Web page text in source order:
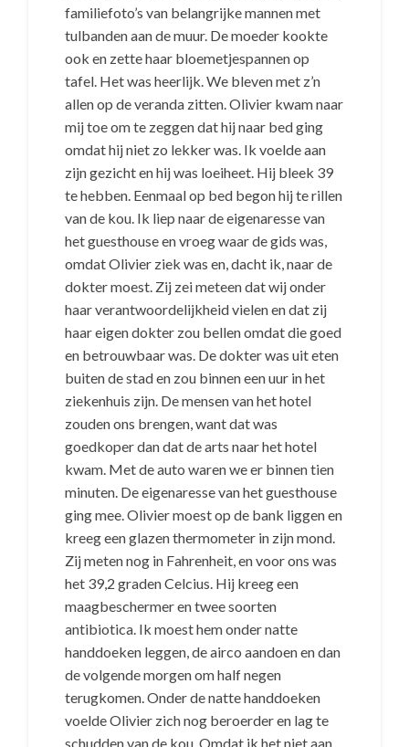
familiefoto’s van belangrijke mannen met
tulbanden aan de muur. De moeder kookte
ook en zette haar bloemetjespannen op
tafel. Het was heerlijk. We bleven met z’n
allen op de veranda zitten. Olivier kwam naar
mij toe om te zeggen dat hij naar bed ging
omdat hij niet zo lekker was. Ik voelde aan
zijn gezicht en hij was loeiheet. Hij bleek 39
te hebben. Eenmaal op bed begon hij te rillen
van de kou. Ik liep naar de eigenaresse van
het guesthouse en vroeg waar de gids was,
omdat Olivier ziek was en, dacht ik, naar de
dokter moest. Zij zei meteen dat wij onder
haar verantwoordelijkheid vielen en dat zij
haar eigen dokter zou bellen omdat die goed
en betrouwbaar was. De dokter was uit eten
buiten de stad en zou binnen een uur in het
ziekenhuis zijn. De mensen van het hotel
zouden ons brengen, want dat was
goedkoper dan dat de arts naar het hotel
kwam. Met de auto waren we er binnen tien
minuten. De eigenaresse van het guesthouse
ging mee. Olivier moest op de bank liggen en
kreeg een glazen thermometer in zijn mond.
Zij meten nog in Fahrenheit, en voor ons was
het 39,2 graden Celcius. Hij kreeg een
maagbeschermer en twee soorten
antibiotica. Ik moest hem onder natte
handdoeken leggen, de airco aandoen en dan
de volgende morgen om half negen
terugkomen. Onder de natte handdoeken
voelde Olivier zich nog beroerder en lag te
schudden van de kou. Omdat ik het niet aan